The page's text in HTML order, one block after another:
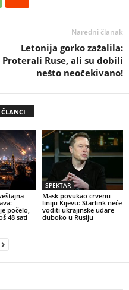
Naredni članak
Letonija gorko zažalila:
Proterali Ruse, ali su dobili
nešto neočekivano!
počelo,
48 sati
SPEKTAR
Mask povukao crvenu
liniju Kijevu: Starlink neće
voditi ukrajinske udare
duboko u Rusiju